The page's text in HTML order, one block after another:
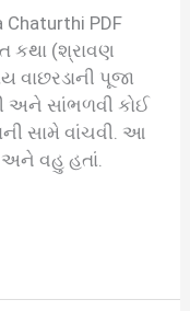
Chaturthi PDF
કથા (શ્રાવણ
વાછરડાની પૂજા
અને સાંભળવી કોઈ
સામે વાંચવી. આ
વહુ હતાં.